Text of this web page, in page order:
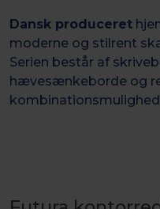
Dansk produceret
moderne og stilrent
Serien består af
hævesænkeborde og